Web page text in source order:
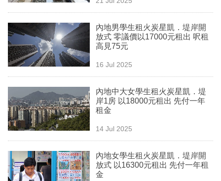
欄
訂
閱
區
內地男學生租火炭星凱．堤岸開
放式 零議價以17000元租出 呎租
高見75元
16 Jul 2025
內地中大女學生租火炭星凱．堤
岸1房 以18000元租出 先付一年
租金
14 Jul 2025
內地女學生租火炭星凱．堤岸開
放式 以16300元租出 先付一年租
金